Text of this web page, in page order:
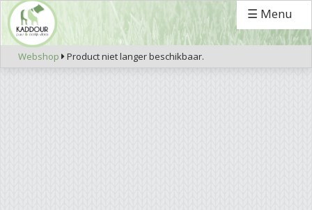
☰ Menu
Webshop  Product niet langer beschikbaar.